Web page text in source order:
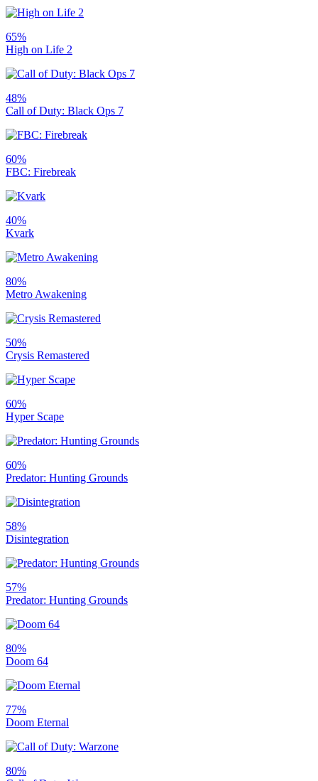
65%
High on Life 2
48%
Call of Duty: Black Ops 7
60%
FBC: Firebreak
40%
Kvark
80%
Metro Awakening
50%
Crysis Remastered
60%
Hyper Scape
60%
Predator: Hunting Grounds
58%
Disintegration
57%
Predator: Hunting Grounds
80%
Doom 64
77%
Doom Eternal
80%